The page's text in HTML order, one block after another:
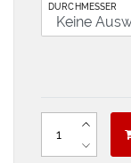
DURCHMESSER